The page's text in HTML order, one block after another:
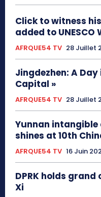
Click to witness
added to
AFRQUE54 TV 28 Juillet
Jingdezhen: A
Capital »
AFRQUE54 TV 28 Juillet
Yunnan
shines at 10th
AFRQUE54 TV 16 Juin
DPRK holds
Xi